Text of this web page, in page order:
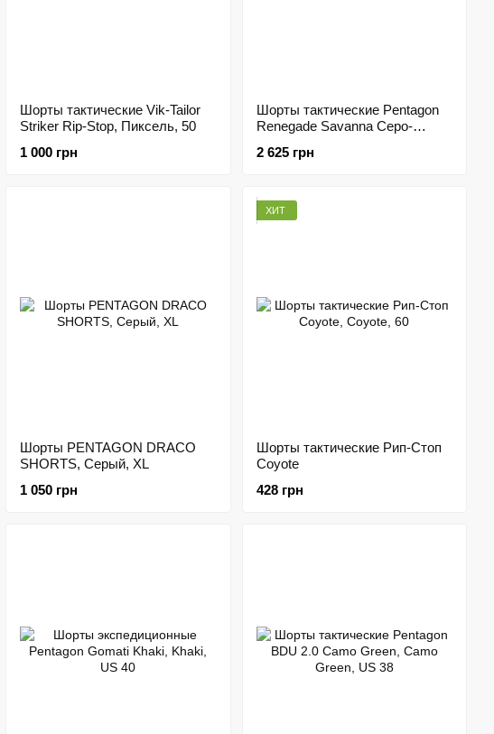
Шорты тактические Vik-Tailor
Striker Rip-Stop, Пиксель, 50
1 000 грн
Шорты тактические Pentagon
Renegade Savanna Серо-
2 625 грн
Шорты PENTAGON DRACO
SHORTS, Серый, XL
1 050 грн
ХИТ
Шорты тактические Рип-Стоп
Coyote
428 грн